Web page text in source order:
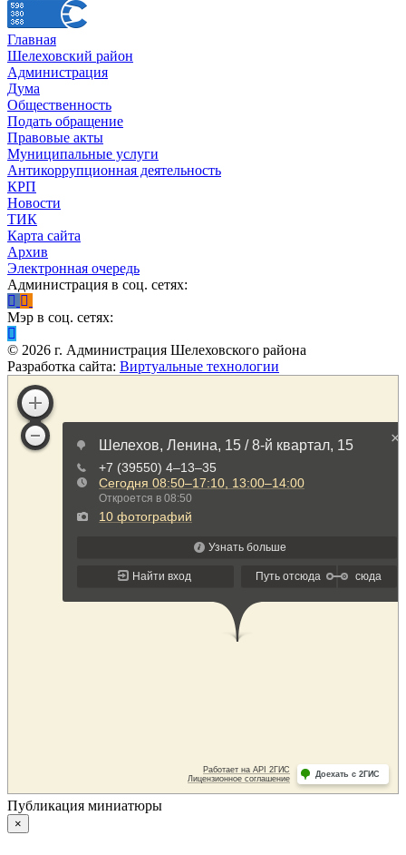
Главная
Шелеховский район
Администрация
Дума
Общественность
Подать обращение
Правовые акты
Муниципальные услуги
Антикоррупционная деятельность
КРП
Новости
ТИК
Карта сайта
Архив
Электронная очередь
Администрация в соц. сетях:
Мэр в соц. сетях:
© 2026 г. Администрация Шелеховского района
Разработка сайта: Виртуальные технологии
Публикация миниатюры
×